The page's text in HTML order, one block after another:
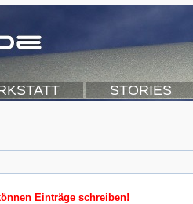
STORIES
Einträge schreiben!